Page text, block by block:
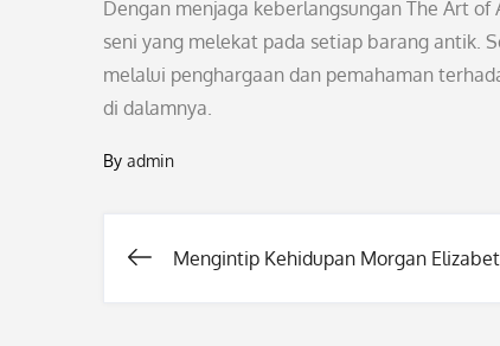
Dengan menjaga keberlangsungan The Art
seni yang melekat pada setiap barang antik.
melalui penghargaan dan pemahaman
di dalamnya.
By admin
Post
Mengintip Kehidupan Morgan